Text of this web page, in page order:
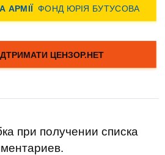
при получении списка